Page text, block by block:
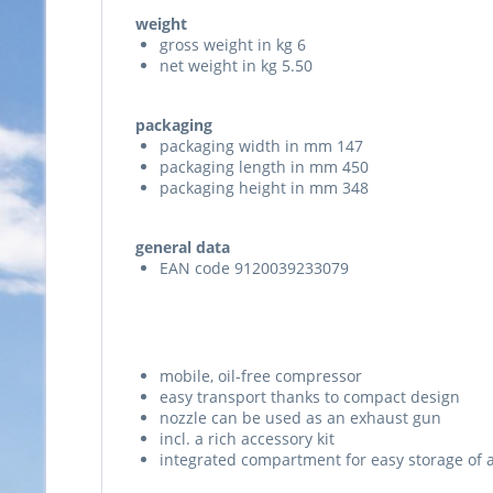
weight
gross weight in kg 6
net weight in kg 5.50
packaging
packaging width in mm 147
packaging length in mm 450
packaging height in mm 348
general data
EAN code 9120039233079
mobile, oil-free compressor
easy transport thanks to compact design
nozzle can be used as an exhaust gun
incl. a rich accessory kit
integrated compartment for easy storage of